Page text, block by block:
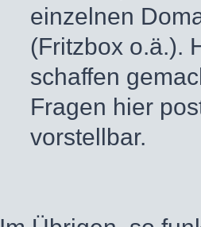
einzelnen
(Fritzbox o.ä.).
schaffen
Fragen hier
vorstellbar.